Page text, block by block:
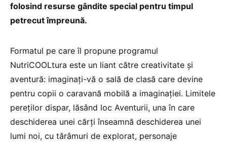
folosind resurse gândite special pentru timpul
petrecut împreună.
Formatul pe care îl propune programul
NutriCOOLtura este un liant către creativitate și
aventură: imaginați-vă o sală de clasă care devine
pentru copii o caravană mobilă a imaginației. Limitele
pereților dispar, lăsând loc Aventurii, una în care
deschiderea unei cărți înseamnă deschiderea unei
lumi noi, cu tărâmuri de explorat, personaje